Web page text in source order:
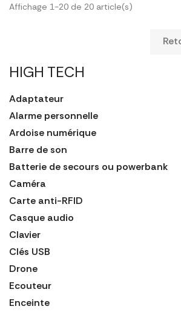
HIGH TECH
Adaptateur
Alarme personnelle
Ardoise numérique
Barre de son
Batterie de secours ou powerbank
Caméra
Carte anti-RFID
Casque audio
Clavier
Clés USB
Drone
Ecouteur
Enceinte
Affichage 1-20 de 20 article(s)